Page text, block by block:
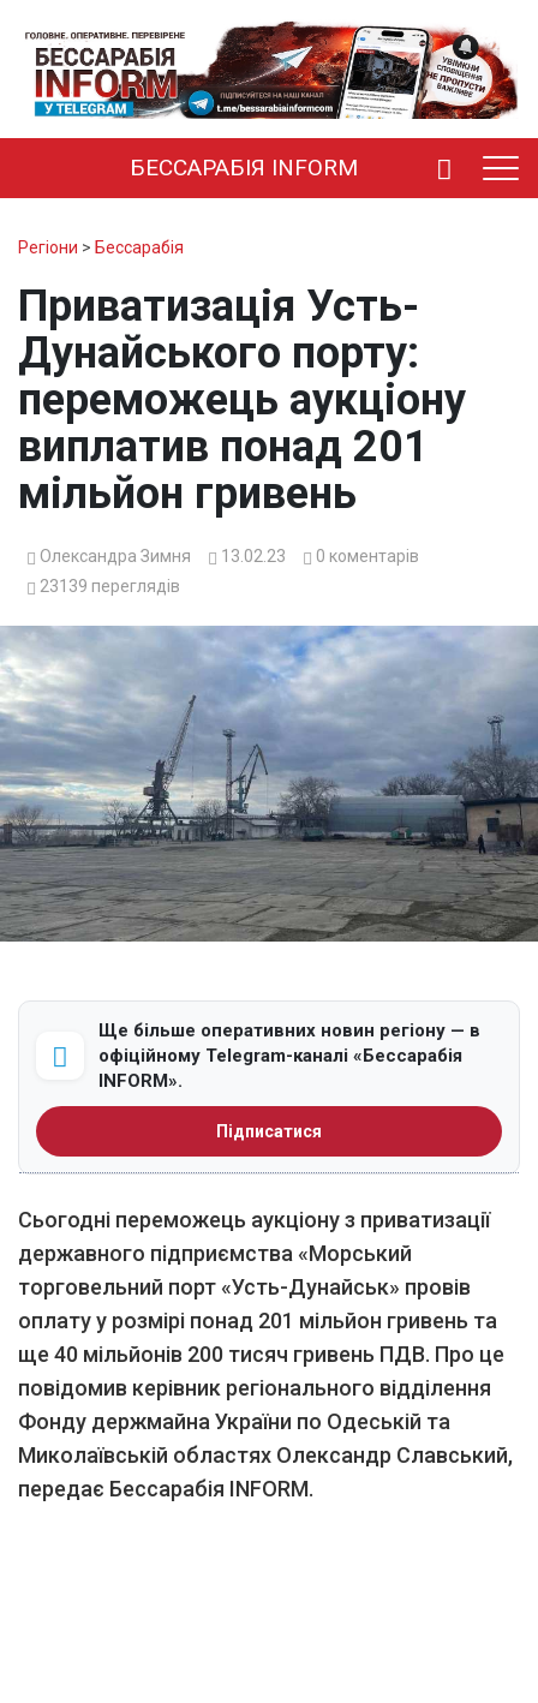
БЕССАРАБІЯ INFORM
Регіони > Бессарабія
Приватизація Усть-
Дунайського порту:
переможець аукціону
виплатив понад 201
мільйон гривень
Олександра Зимня 13.02.23 0 коментарів
23139 переглядів
Ще більше оперативних новин регіону — в
офіційному Telegram-каналі «Бессарабія
INFORM».
Підписатися
Сьогодні переможець аукціону з приватизації
державного підприємства «Морський
торговельний порт «Усть-Дунайськ» провів
оплату у розмірі понад 201 мільйон гривень та
ще 40 мільйонів 200 тисяч гривень ПДВ. Про це
повідомив керівник регіонального відділення
Фонду держмайна України по Одеській та
Миколаївській областях Олександр Славський,
передає Бессарабія INFORM.